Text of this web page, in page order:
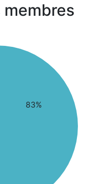
membres
83%